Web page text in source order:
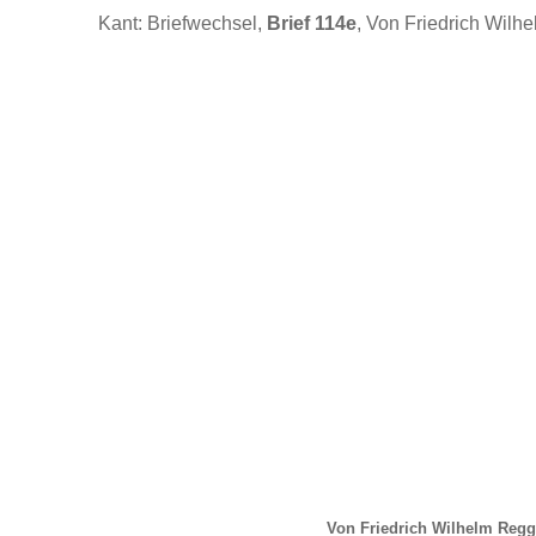
Kant: Briefwechsel, Brief 114e, Von Friedrich
Von Friedrich Wilhelm